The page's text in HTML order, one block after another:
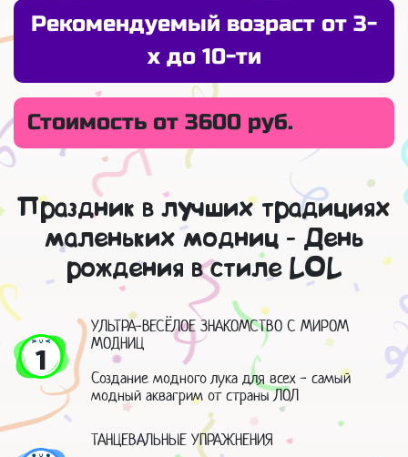
Рекомендуемый возраст от 3-
х до 10-ти
Стоимость от 3600 руб.
Праздник в лучших традициях
маленьких модниц - День
рождения в стиле LOL
1
УЛЬТРА-ВЕСЁЛОЕ ЗНАКОМСТВО С МИРОМ
МОДНИЦ
Создание модного лука для всех - самый
модный аквагрим от страны ЛОЛ
ТАНЦЕВАЛЬНЫЕ УПРАЖНЕНИЯ